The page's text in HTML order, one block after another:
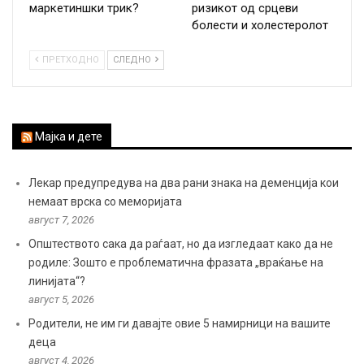
маркетиншки трик?
ризикот од срцеви
болести и холестеролот
ПРЕТХОДНО СЛЕДНО
Мајка и дете
Лекар предупредува на два рани знака на деменција кои
немаат врска со меморијата
август 7, 2026
Општеството сака да раѓаат, но да изгледаат како да не
родиле: Зошто е проблематична фразата „враќање на
линијата“?
август 5, 2026
Родители, не им ги давајте овие 5 намирници на вашите
деца
август 4, 2026